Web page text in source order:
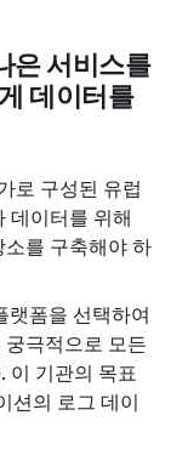
은 서비스를
데이터를
로 구성된 유럽
데이터를 위해
소를 구축해야 하
랫폼을 선택하여
극적으로 모든
이 기관의 목표
션의 로그 데이